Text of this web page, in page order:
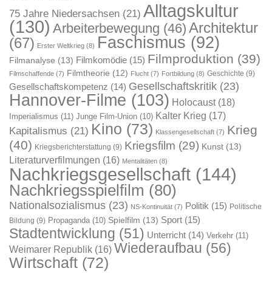
75 Jahre Niedersachsen (21) Alltagskultur
(130) Arbeiterbewegung (46) Architektur
(67) Erster Weltkrieg (8) Faschismus (92)
Filmanalyse (13) Filmkomödie (15) Filmproduktion (39)
Filmschaffende (7) Filmtheorie (12) Flucht (7) Fortbildung (8) Geschichte (9)
Gesellschaftskompetenz (14) Gesellschaftskritik (23)
Hannover-Filme (103) Holocaust(18)
Imperialismus (11) Junge Film-Union (10) Kalter Krieg (17)
Kapitalismus (21) Kino (73) Klassengesellschaft (7) Krieg
(40) Kriegsberichterstattung (9) Kriegsfilm (29) Kunst (13)
Literaturverfilmungen (16) Mentalitäten (8)
Nachkriegsgesellschaft (144)
Nachkriegsspielfilm (80)
Nationalsozialismus (23) NS-Kontinuität (7) Politik (15) Politische
Bildung (9) Propaganda (10) Spielfilm (13) Sport (15)
Stadtentwicklung (51) Unterricht (14) Verkehr (11)
Weimarer Republik (16) Wiederaufbau (56)
Wirtschaft (72)